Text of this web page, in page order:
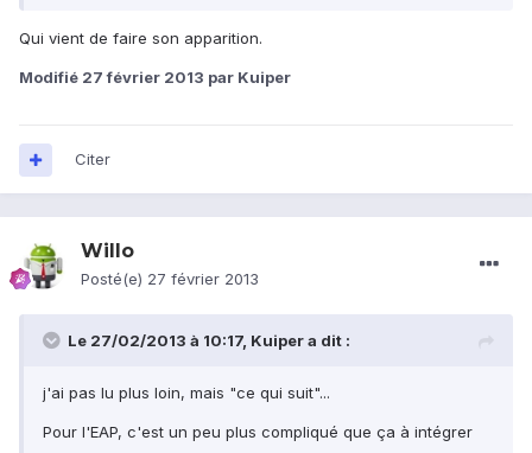
Qui vient de faire son apparition.
Modifié 27 février 2013 par Kuiper
Citer
Willo
Posté(e) 27 février 2013
Le 27/02/2013 à 10:17, Kuiper a dit :
j'ai pas lu plus loin, mais "ce qui suit"...
Pour l'EAP, c'est un peu plus compliqué que ça à intégrer